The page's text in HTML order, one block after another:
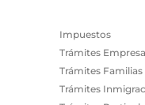
Impuestos
Trámites
Trámites Familias
Trámites